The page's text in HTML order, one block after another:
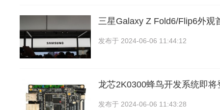
三星Galaxy Z Fold6/Flip6外观
发布于 2024-06-06 11:44:12
龙芯2K0300蜂鸟开发系统即
发布于 2024-06-06 11:43:28